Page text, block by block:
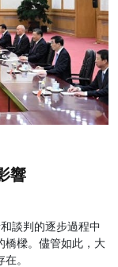
響
談判的逐步過程中
橋樑。儘管如此，大
。